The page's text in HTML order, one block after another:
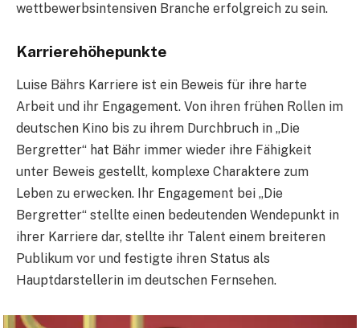
wettbewerbsintensiven Branche erfolgreich zu sein.
Karrierehöhepunkte
Luise Bährs Karriere ist ein Beweis für ihre harte
Arbeit und ihr Engagement. Von ihren frühen Rollen im
deutschen Kino bis zu ihrem Durchbruch in „Die
Bergretter“ hat Bähr immer wieder ihre Fähigkeit
unter Beweis gestellt, komplexe Charaktere zum
Leben zu erwecken. Ihr Engagement bei „Die
Bergretter“ stellte einen bedeutenden Wendepunkt in
ihrer Karriere dar, stellte ihr Talent einem breiteren
Publikum vor und festigte ihren Status als
Hauptdarstellerin im deutschen Fernsehen.